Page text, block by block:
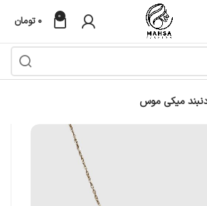
0 ۰ تومان
میکی موس